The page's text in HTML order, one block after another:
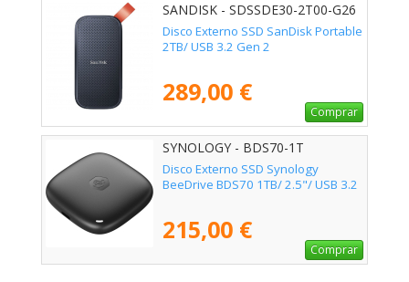
SANDISK - SDSSDE30-2T00-G26
Disco Externo SSD SanDisk Portable
2TB/ USB 3.2 Gen 2
289,00 €
Comprar
SYNOLOGY - BDS70-1T
Disco Externo SSD Synology
BeeDrive BDS70 1TB/ 2.5"/ USB 3.2
215,00 €
Comprar